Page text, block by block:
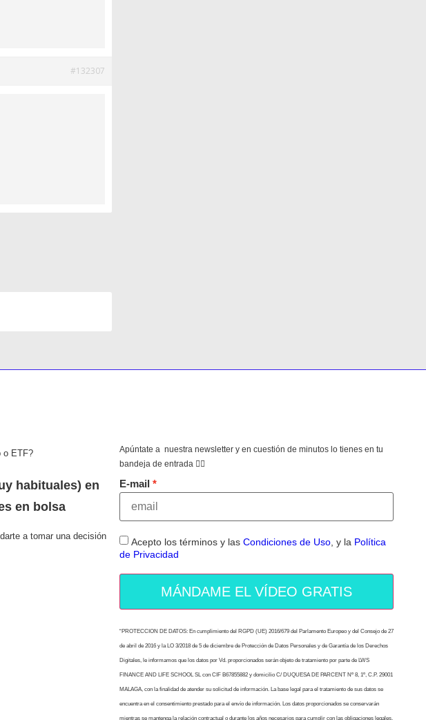
#132307
o ETF?
habituales) en
en bolsa
a tomar una decisión
Apúntate a nuestra newsletter y en cuestión de minutos lo tienes en tu
bandeja de entrada 👇🏻
E-mail
Acepto los términos y las Condiciones de Uso, y la Política
de Privacidad
MÁNDAME EL VÍDEO GRATIS
“PROTECCION DE DATOS: En cumplimiento del RGPD (UE) 2016/679 del Parlamento Europeo y del Consejo de 27
de abril de 2016 y la LO 3/2018 de 5 de diciembre de Protección de Datos Personales y de Garantía de los Derechos
Digitales, le informamos que los datos por Vd. proporcionados serán objeto de tratamiento por parte de LWS
FINANCE AND LIFE SCHOOL SL con CIF B67855882 y domicilio C/ DUQUESA DE PARCENT Nº 8, 1º, C.P. 29001
MALAGA, con la finalidad de atender su solicitud de información. La base legal para el tratamiento de sus datos se
encuentra en el consentimiento prestado para el envío de información. Los datos proporcionados se conservarán
mientras se mantenga la relación contractual o durante los años necesarios para cumplir con las obligaciones legales.